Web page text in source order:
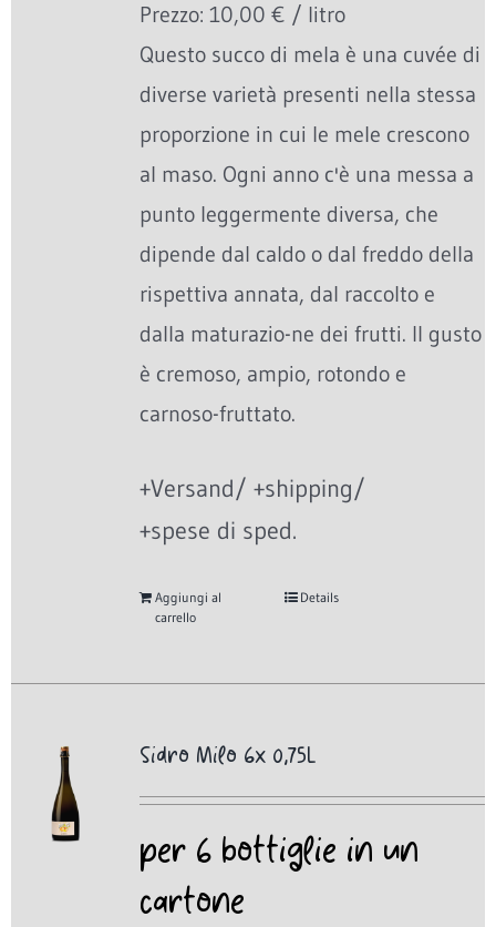
Prezzo: 10,00 € / litro
Questo succo di mela è una cuvée di
diverse varietà presenti nella stessa
proporzione in cui le mele crescono
al maso. Ogni anno c'è una messa a
punto leggermente diversa, che
dipende dal caldo o dal freddo della
rispettiva annata, dal raccolto e
dalla maturazio-ne dei frutti. Il gusto
è cremoso, ampio, rotondo e
carnoso-fruttato.
+Versand/ +shipping/
+spese di sped.
Aggiungi al
carrello
Details
Sidro Milo 6x 0,75L
per 6 bottiglie in un
cartone